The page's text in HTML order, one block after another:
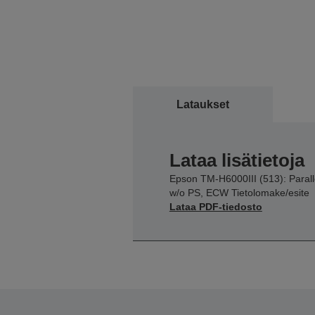
Lataukset
Lataa lisätietoja
Epson TM-H6000III (513):
w/o PS, ECW Tietolomake/esite
Lataa PDF-tiedosto